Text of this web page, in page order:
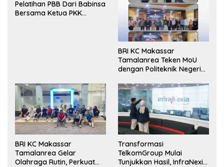
Pelatihan PBB Dari Babinsa
Bersama Ketua PKK
BRI KC Makassar
Tamalanrea Teken MoU
dengan Politeknik Negeri
Layanan Perbankan
BRI KC Makassar
Tamalanrea Gelar
Olahraga Rutin, Perkuat
Transformasi
TelkomGroup Mulai
Tunjukkan Hasil, InfraNexia